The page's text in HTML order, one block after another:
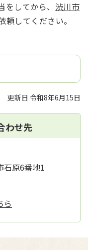
してから、 渋川市
頼してください。
更新日 令和8年6月15日
わせ先
石原6番地1
ら